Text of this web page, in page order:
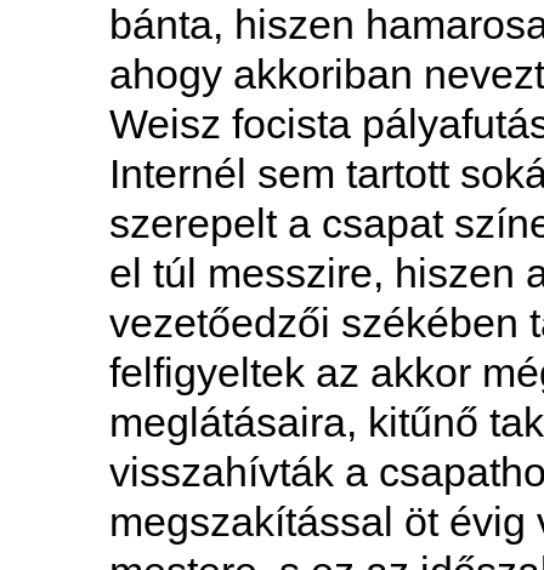
bánta, hiszen
ahogy akkoriban
Weisz focista
Internél sem tartott
szerepelt a csapat
el túl messzire, hiszen
vezetőedzői székében
felfigyeltek az akkor
meglátásaira, kitűnő
visszahívták a
megszakítással öt évig